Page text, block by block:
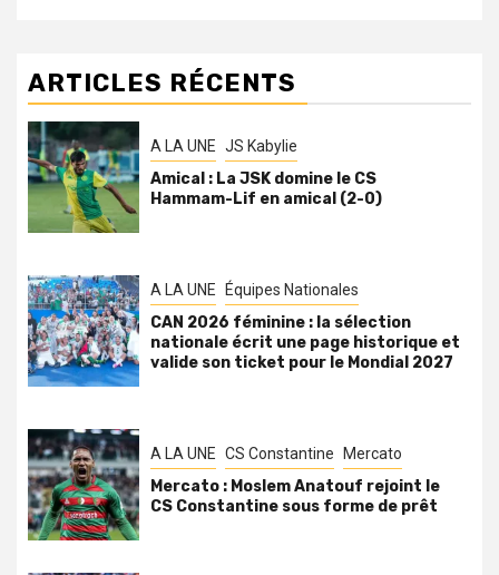
ARTICLES RÉCENTS
A LA UNE JS Kabylie
Amical : La JSK domine le CS
Hammam-Lif en amical (2-0)
A LA UNE Équipes Nationales
CAN 2026 féminine : la sélection
nationale écrit une page historique et
valide son ticket pour le Mondial 2027
A LA UNE CS Constantine Mercato
Mercato : Moslem Anatouf rejoint le
CS Constantine sous forme de prêt